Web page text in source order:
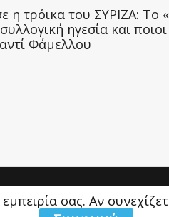
η τρόικα του ΣΥΡΙΖΑ: Το
ηγεσία και
Φάμελλου
σας. Αν